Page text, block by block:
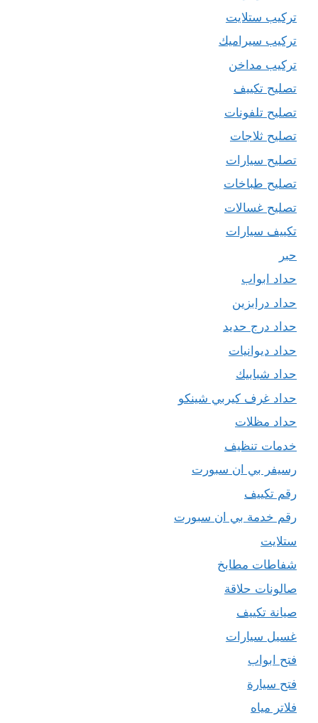
تركيب ستلايت
تركيب سيراميك
تركيب مداخن
تصليح تكييف
تصليح تلفونات
تصليح ثلاجات
تصليح سيارات
تصليح طباخات
تصليح غسالات
تكييف سيارات
حبر
حداد ابواب
حداد درابزين
حداد درج حديد
حداد ديوانيات
حداد شبابيك
حداد غرف كيربي شينكو
حداد مظلات
خدمات تنظيف
رسيفر بي ان سبورت
رقم تكييف
رقم خدمة بي ان سبورت
ستلايت
شفاطات مطابخ
صالونات حلاقة
صيانة تكييف
غسيل سيارات
فتح ابواب
فتح سيارة
فلاتر مياه